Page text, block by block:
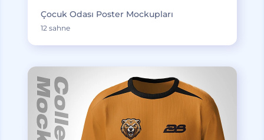
Çocuk Odası Poster Mockupları
12 sahne